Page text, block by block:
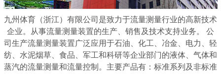
九州体育（浙江）有限公司是致力于流量测量行业的高新技术
企业。从事流量测量装置的生产、销售及技术支持业务。 公
司生产流量测量装置广泛应用于石油、化工、冶金、电力、轻
纺、水泥烟草、食品、军工和科研等企业部门的液体、气体和
蒸汽的流量测量和流量控制。主要产品有：标准系列及非标准